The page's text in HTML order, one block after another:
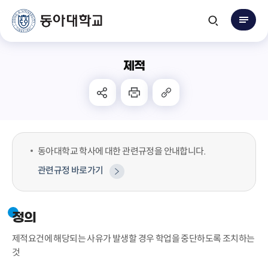
제적
동아대학교 학사에 대한 관련규정을 안내합니다.
관련규정 바로가기
정의
제적요건에 해당되는 사유가 발생할 경우 학업을 중단하도록 조치하는
것